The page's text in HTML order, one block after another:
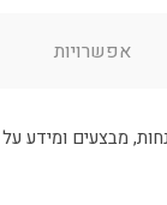
אפשרויות
מבצעים ומידע